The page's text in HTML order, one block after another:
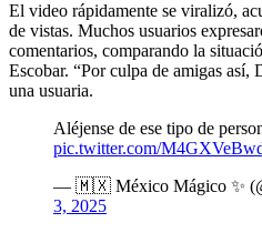
El video rápidamente se viralizó,
de vistas. Muchos usuarios
comentarios, comparando la
Escobar. “Por culpa de amigas así,
una usuaria.
Aléjense de ese tipo de
pic.twitter.com/
— 🇲🇽 México Mágico ✨
3, 2025